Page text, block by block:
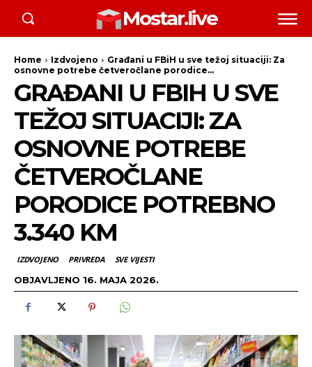
Mostar.live
Home Izdvojeno
Građani u FBiH u sve težoj situaciji: Za
osnovne potrebe četveročlane porodice...
GRAĐANI U FBIH U SVE
TEŽOJ SITUACIJI: ZA
OSNOVNE POTREBE
ČETVEROČLANE
PORODICE POTREBNO
3.340 KM
IZDVOJENO PRIVREDA SVE VIJESTI
OBJAVLJENO 16. MAJA 2026.